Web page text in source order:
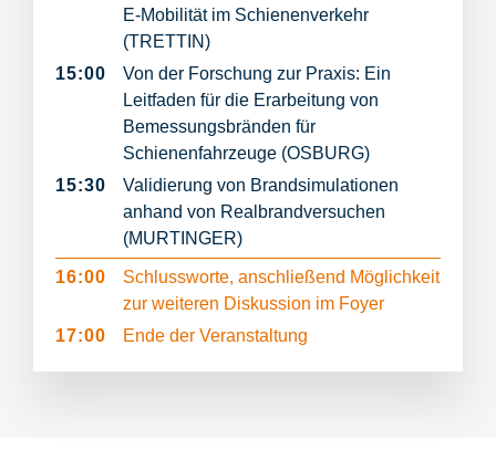
E-Mobilität im Schienenverkehr
(TRETTIN)
15:00
Von der Forschung zur Praxis: Ein
Leitfaden für die Erarbeitung von
Bemessungsbränden für
Schienenfahrzeuge (OSBURG)
15:30
Validierung von Brandsimulationen
anhand von Realbrandversuchen
(MURTINGER)
16:00
Schlussworte, anschließend Möglichkeit
zur weiteren Diskussion im Foyer
17:00
Ende der Veranstaltung